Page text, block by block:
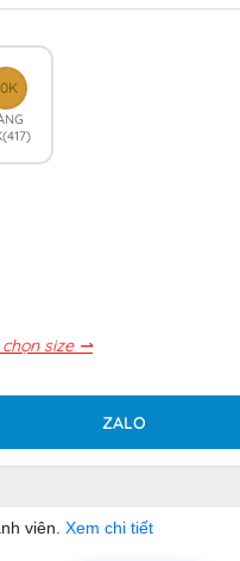
size ⇀
ZALO
viên. Xem chi tiết